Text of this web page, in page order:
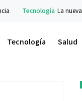
Tecnología La nueva serie
Tecnología Salud